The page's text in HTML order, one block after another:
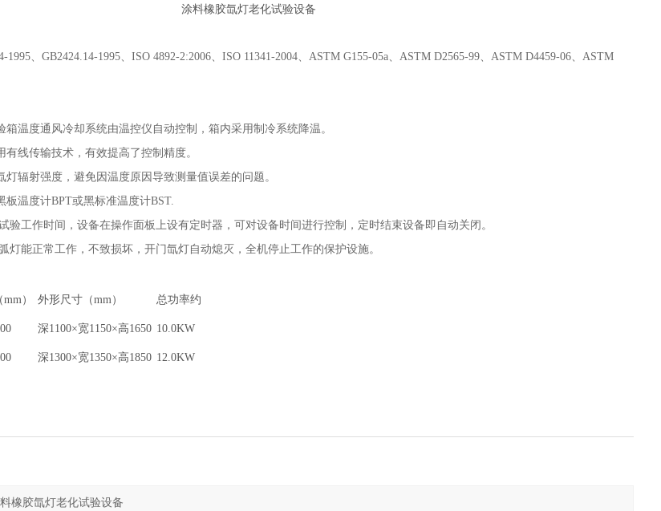
1995、GB2424.14-1995、ISO 4892-2:2006、ISO 11341-2004、ASTM G155-05a、ASTM D2565-99、ASTM D4459-06、ASTM
箱温度通风冷却系统由温控仪自动控制，箱内采用制冷系统降温。
有线传输技术，有效提高了控制精度。
灯辐射强度，避免因温度原因导致测量值误差的问题。
板温度计BPT或黑标准温度计BST.
验工作时间，设备在操作面板上设有定时器，可对设备时间进行控制，定时结束设备即自动关闭。
灯能正常工作，不致损坏，开门氙灯自动熄灭，全机停止工作的保护设施。
mm） 外形尺寸（mm） 总功率约
深1100×宽1150×高1650 10.0KW
深1300×宽1350×高1850 12.0KW